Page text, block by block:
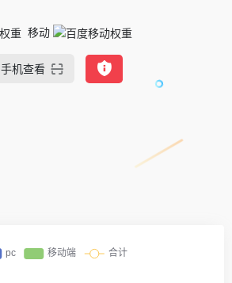
移动
手机查看